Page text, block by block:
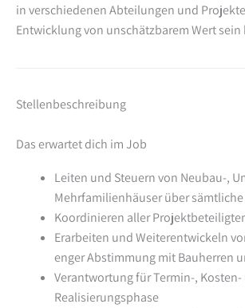
in verschiedenen Abteilungen und
Entwicklung von unschätzbarem Wert
Stellenbeschreibung
Das erwartet dich im Job
Leiten und Steuern von Neubau-,
Mehrfamilienhäuser über
Koordinieren aller
Erarbeiten und Weiterentwickeln
enger Abstimmung mit Bauherren
Verantwortung für Termin-,
Realisierungsphase